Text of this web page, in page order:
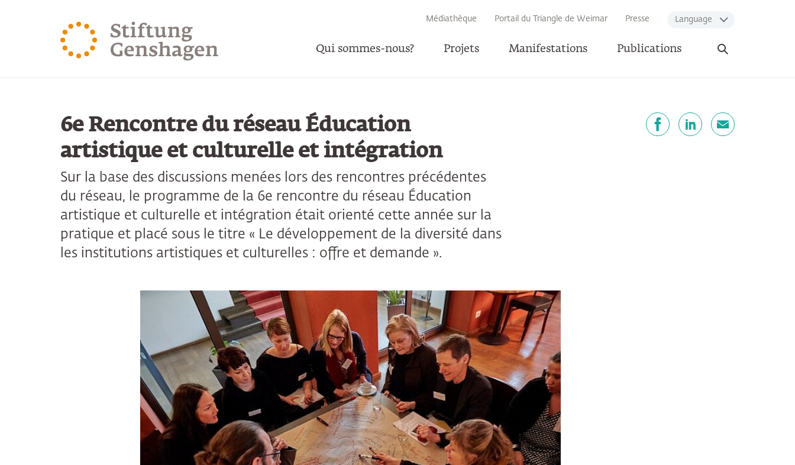
Médiathèque Portail du Triangle de Weimar Presse Language
Qui sommes-nous? Projets Manifestations Publications
Ouvrir
la
6e Rencontre du réseau Éducation
artistique et culturelle et intégration
Sur la base des discussions menées lors des rencontres précédentes
du réseau, le programme de la 6e rencontre du réseau Éducation
artistique et culturelle et intégration était orienté cette année sur la
pratique et placé sous le titre « Le développement de la diversité dans
les institutions artistiques et culturelles : offre et demande ».